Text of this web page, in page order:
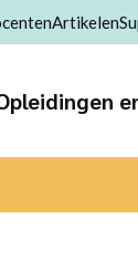
Artikelen